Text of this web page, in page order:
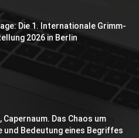
Die 1. Internationale Grimm-
2026 in Berlin
Capernaum. Das Chaos um
und Bedeutung eines Begriffes